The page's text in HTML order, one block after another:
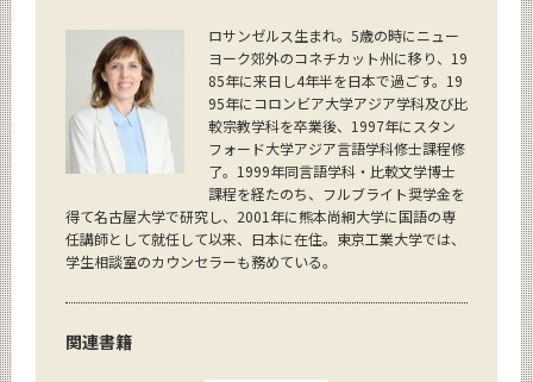
ロサンゼルス生まれ。5歳の時にニュー
ヨーク郊外のコネチカット州に移り、19
85年に来日し4年半を日本で過ごす。19
95年にコロンビア大学アジア学科及び比
較宗教学科を卒業後、1997年にスタン
フォード大学アジア言語学科修士課程修
了。1999年同言語学科・比較文学博士
課程を経たのち、フルブライト奨学金を
得て名古屋大学で研究し、2001年に熊本尚絅大学に国語の専
任講師として就任して以来、日本に在住。東京工業大学では、
学生相談室のカウンセラーも務めている。
関連書籍